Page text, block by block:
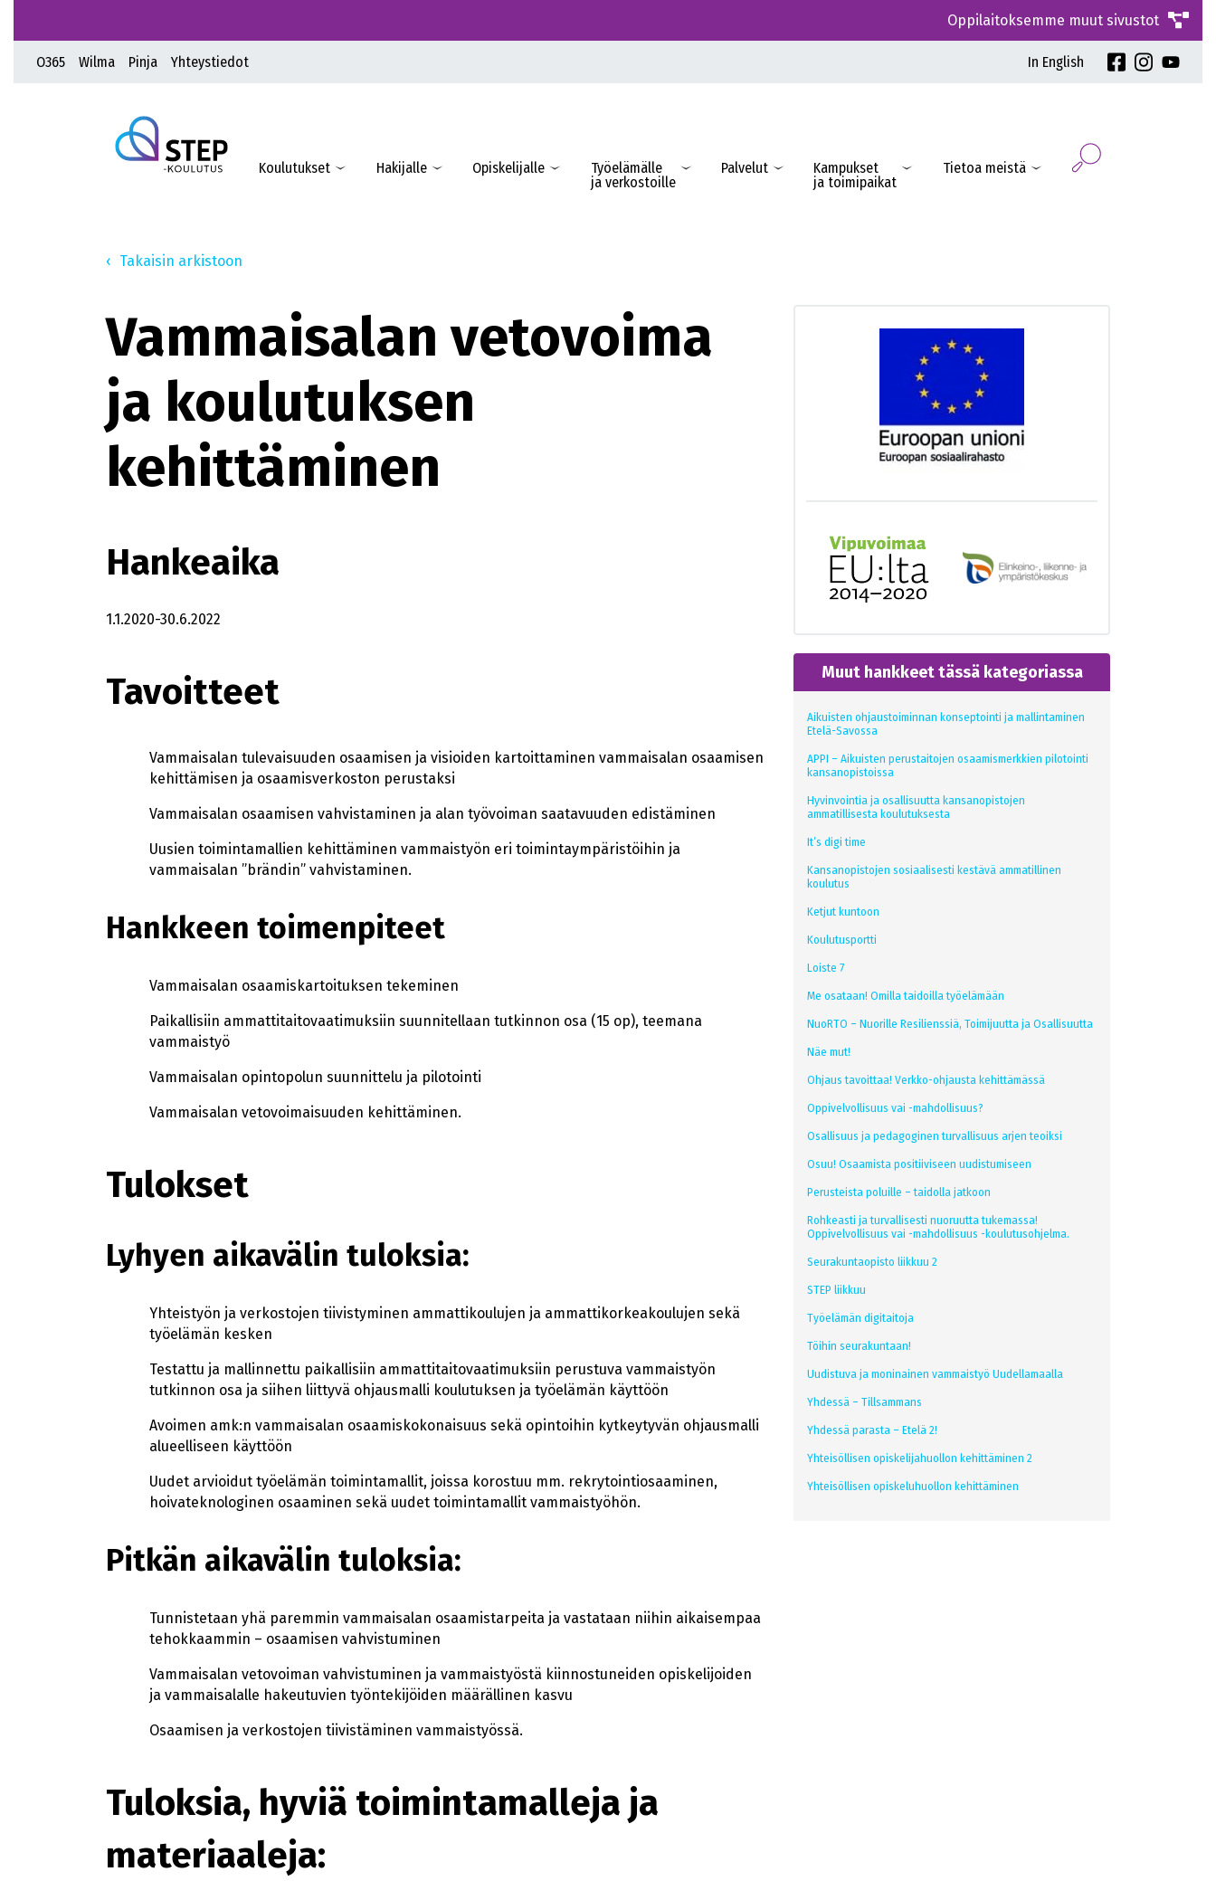
Oppilaitoksemme muut sivustot
O365 Wilma Pinja Yhteystiedot In English
Koulutukset Hakijalle Opiskelijalle
Työelämälle
ja verkostoille
Palvelut
Kampukset
ja toimipaikat
Tietoa meistä
Takaisin arkistoon
Vammaisalan vetovoima
ja koulutuksen
kehittäminen
Hankeaika
1.1.2020-30.6.2022
Tavoitteet
Vammaisalan tulevaisuuden osaamisen ja visioiden kartoittaminen vammaisalan osaamisen
kehittämisen ja osaamisverkoston perustaksi
Vammaisalan osaamisen vahvistaminen ja alan työvoiman saatavuuden edistäminen
Uusien toimintamallien kehittäminen vammaistyön eri toimintaympäristöihin ja
vammaisalan ”brändin” vahvistaminen.
Hankkeen toimenpiteet
Vammaisalan osaamiskartoituksen tekeminen
Paikallisiin ammattitaitovaatimuksiin suunnitellaan tutkinnon osa (15 op), teemana
vammaistyö
Vammaisalan opintopolun suunnittelu ja pilotointi
Vammaisalan vetovoimaisuuden kehittäminen.
Tulokset
Lyhyen aikavälin tuloksia:
Yhteistyön ja verkostojen tiivistyminen ammattikoulujen ja ammattikorkeakoulujen sekä
työelämän kesken
Testattu ja mallinnettu paikallisiin ammattitaitovaatimuksiin perustuva vammaistyön
tutkinnon osa ja siihen liittyvä ohjausmalli koulutuksen ja työelämän käyttöön
Avoimen amk:n vammaisalan osaamiskokonaisuus sekä opintoihin kytkeytyvän ohjausmalli
alueelliseen käyttöön
Uudet arvioidut työelämän toimintamallit, joissa korostuu mm. rekrytointiosaaminen,
hoivateknologinen osaaminen sekä uudet toimintamallit vammaistyöhön.
Pitkän aikavälin tuloksia:
Tunnistetaan yhä paremmin vammaisalan osaamistarpeita ja vastataan niihin aikaisempaa
tehokkaammin – osaamisen vahvistuminen
Vammaisalan vetovoiman vahvistuminen ja vammaistyöstä kiinnostuneiden opiskelijoiden
ja vammaisalalle hakeutuvien työntekijöiden määrällinen kasvu
Osaamisen ja verkostojen tiivistäminen vammaistyössä.
Tuloksia, hyviä toimintamalleja ja
materiaaleja:
Muut hankkeet tässä kategoriassa
Aikuisten ohjaustoiminnan konseptointi ja mallintaminen
Etelä-Savossa
APPI – Aikuisten perustaitojen osaamismerkkien pilotointi
kansanopistoissa
Hyvinvointia ja osallisuutta kansanopistojen
ammatillisesta koulutuksesta
It’s digi time
Kansanopistojen sosiaalisesti kestävä ammatillinen
koulutus
Ketjut kuntoon
Koulutusportti
Loiste 7
Me osataan! Omilla taidoilla työelämään
NuoRTO – Nuorille Resilienssiä, Toimijuutta ja Osallisuutta
Näe mut!
Ohjaus tavoittaa! Verkko-ohjausta kehittämässä
Oppivelvollisuus vai -mahdollisuus?
Osallisuus ja pedagoginen turvallisuus arjen teoiksi
Osuu! Osaamista positiiviseen uudistumiseen
Perusteista poluille – taidolla jatkoon
Rohkeasti ja turvallisesti nuoruutta tukemassa!
Oppivelvollisuus vai -mahdollisuus -koulutusohjelma.
Seurakuntaopisto liikkuu 2
STEP liikkuu
Työelämän digitaitoja
Töihin seurakuntaan!
Uudistuva ja moninainen vammaistyö Uudellamaalla
Yhdessä – Tillsammans
Yhdessä parasta – Etelä 2!
Yhteisöllisen opiskelijahuollon kehittäminen 2
Yhteisöllisen opiskeluhuollon kehittäminen